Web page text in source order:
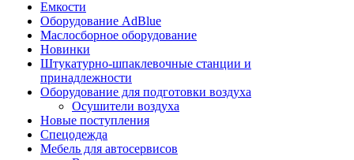
Емкости
Оборудование AdBlue
Маслосборное оборудование
Новинки
Штукатурно-шпаклевочные станции и
принадлежности
Оборудование для подготовки воздуха
Осушители воздуха
Новые поступления
Спецодежда
Мебель для автосервисов